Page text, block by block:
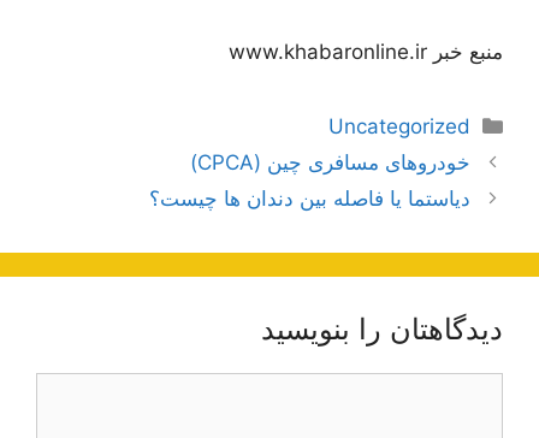
منبع خبر www.khabaronline.ir
دسته‌ها
Uncategorized
ناوبری
نوشته‌ها
خودروهای مسافری چین (CPCA)
دیاستما یا فاصله بین دندان ها چیست؟
دیدگاهتان را بنویسید